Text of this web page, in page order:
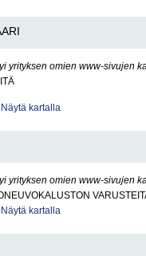
yrityksen omien www-sivujen
Näytä kartalla
yrityksen omien www-sivujen
Näytä kartalla